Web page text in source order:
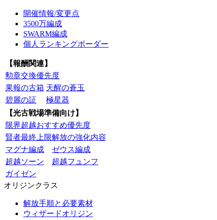
開催情報/変更点
3500万編成
SWARM編成
個人ランキングボーダー
【報酬関連】
勲章交換優先度
果報の古箱 天醒の蒼玉
碧麗の証
極星器
【光古戦場準備向け】
限界超越おすすめ優先度
賢者最終上限解放の強化内容
マグナ編成
ゼウス編成
超越ソーン
超越フュンフ
ガイゼン
オリジンクラス
解放手順と必要素材
ウィザードオリジン